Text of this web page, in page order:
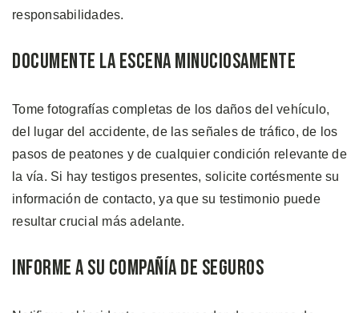
responsabilidades.
Documente la Escena Minuciosamente
Tome fotografías completas de los daños del vehículo,
del lugar del accidente, de las señales de tráfico, de los
pasos de peatones y de cualquier condición relevante de
la vía. Si hay testigos presentes, solicite cortésmente su
información de contacto, ya que su testimonio puede
resultar crucial más adelante.
Informe a su Compañía de Seguros